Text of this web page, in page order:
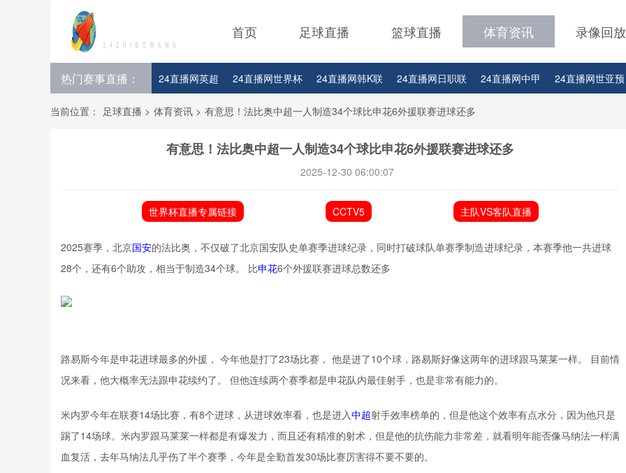
首页 足球直播 篮球直播 体育资讯 录像回放
热门赛事直播： 24直播网英超 24直播网世界杯 24直播网韩K联 24直播网日职联 24直播网中甲 24直播网世亚预
24直播网意甲 24直播网法甲 24直播网西甲 24直播网德甲 24直播网欧冠
当前位置： 足球直播 > 体育资讯 > 有意思！法比奥中超一人制造34个球比申花6外援联赛进球还多
有意思！法比奥中超一人制造34个球比申花6外援联赛进球还多
2025-12-30 06:00:07
世界杯直播专属链接 CCTV5 主队VS客队直播
2025赛季，北京国安的法比奥，不仅破了北京国安队史单赛季进球纪录，同时打破球队单赛季制造进球纪录，本赛季他一共进球
28个，还有6个助攻，相当于制造34个球。 比申花6个外援联赛进球总数还多
路易斯今年是申花进球最多的外援， 今年他是打了23场比赛， 他是进了10个球，路易斯好像这两年的进球跟马莱莱一样。 目前情
况来看，他大概率无法跟申花续约了。 但他连续两个赛季都是申花队内最佳射手，也是非常有能力的。
米内罗今年在联赛14场比赛，有8个进球，从进球效率看，也是进入中超射手效率榜单的，但是他这个效率有点水分，因为他只是
踢了14场球。米内罗跟马莱莱一样都是有爆发力，而且还有精准的射术，但是他的抗伤能力非常差，就看明年能否像马纳法一样满
血复活，去年马纳法几乎伤了半个赛季，今年是全勤首发30场比赛厉害得不要不要的。